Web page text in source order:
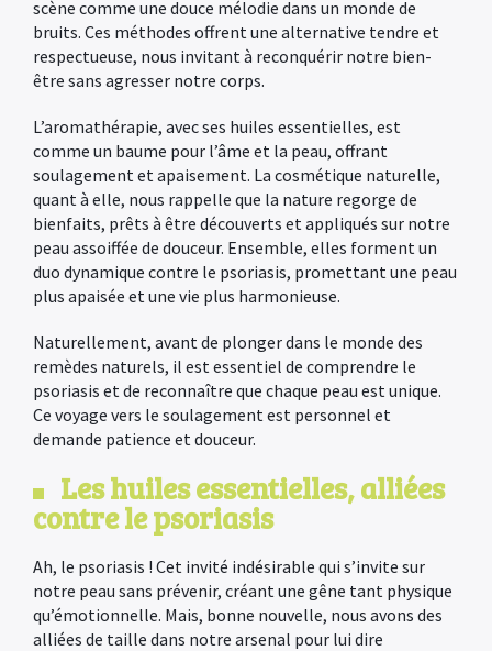
scène comme une douce mélodie dans un monde de
bruits. Ces méthodes offrent une alternative tendre et
respectueuse, nous invitant à reconquérir notre bien-
être sans agresser notre corps.
L’aromathérapie, avec ses huiles essentielles, est
comme un baume pour l’âme et la peau, offrant
soulagement et apaisement. La cosmétique naturelle,
quant à elle, nous rappelle que la nature regorge de
bienfaits, prêts à être découverts et appliqués sur notre
peau assoiffée de douceur. Ensemble, elles forment un
duo dynamique contre le psoriasis, promettant une peau
plus apaisée et une vie plus harmonieuse.
Naturellement, avant de plonger dans le monde des
remèdes naturels, il est essentiel de comprendre le
psoriasis et de reconnaître que chaque peau est unique.
Ce voyage vers le soulagement est personnel et
demande patience et douceur.
Les huiles essentielles, alliées
contre le psoriasis
Ah, le psoriasis ! Cet invité indésirable qui s’invite sur
notre peau sans prévenir, créant une gêne tant physique
qu’émotionnelle. Mais, bonne nouvelle, nous avons des
alliées de taille dans notre arsenal pour lui dire